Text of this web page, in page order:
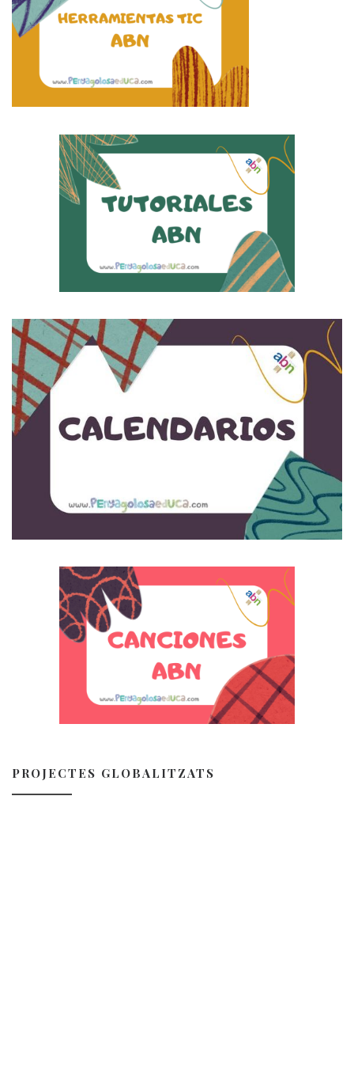
PROJECTES GLOBALITZATS